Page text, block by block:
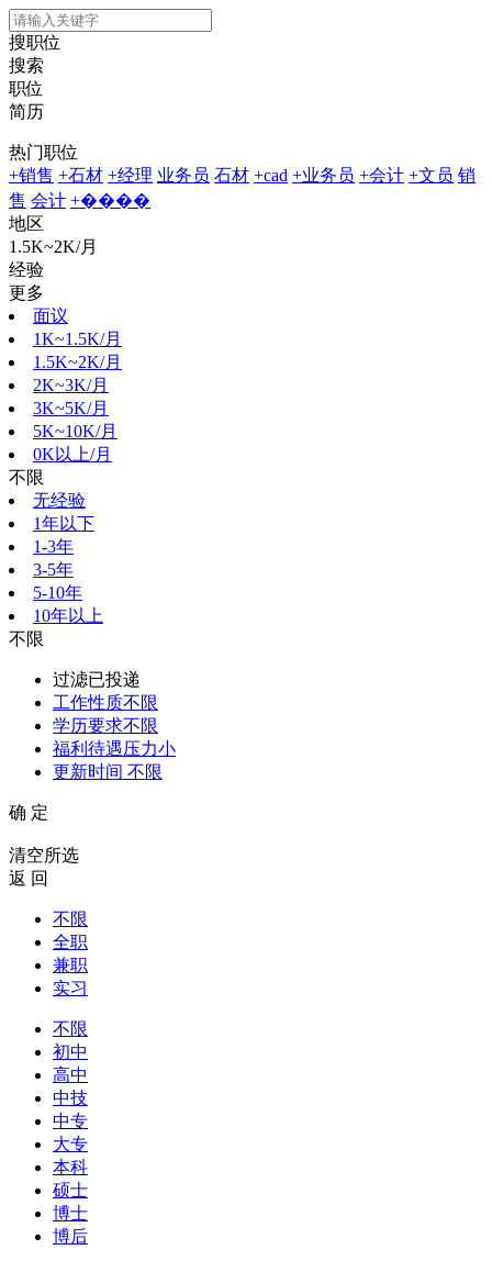
搜职位
搜索
职位
简历
热门职位
+销售 +石材 +经理 业务员 石材 +cad +业务员 +会计 +文员 销
售 会计 +����
地区
1.5K~2K/月
经验
更多
面议
1K~1.5K/月
1.5K~2K/月
2K~3K/月
3K~5K/月
5K~10K/月
0K以上/月
不限
无经验
1年以下
1-3年
3-5年
5-10年
10年以上
不限
过滤已投递
工作性质不限
学历要求不限
福利待遇压力小
更新时间 不限
确 定
清空所选
返 回
不限
全职
兼职
实习
不限
初中
高中
中技
中专
大专
本科
硕士
博士
博后